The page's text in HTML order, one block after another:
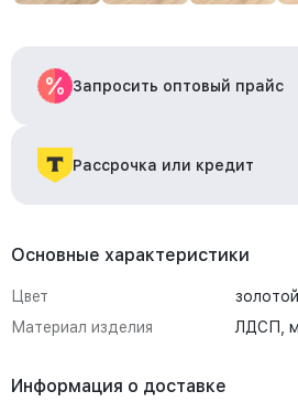
Запросить оптовый прайс
Рассрочка или кредит
Основные характеристики
Цвет
Материал изделия
ЛДСП,
Информация о доставке